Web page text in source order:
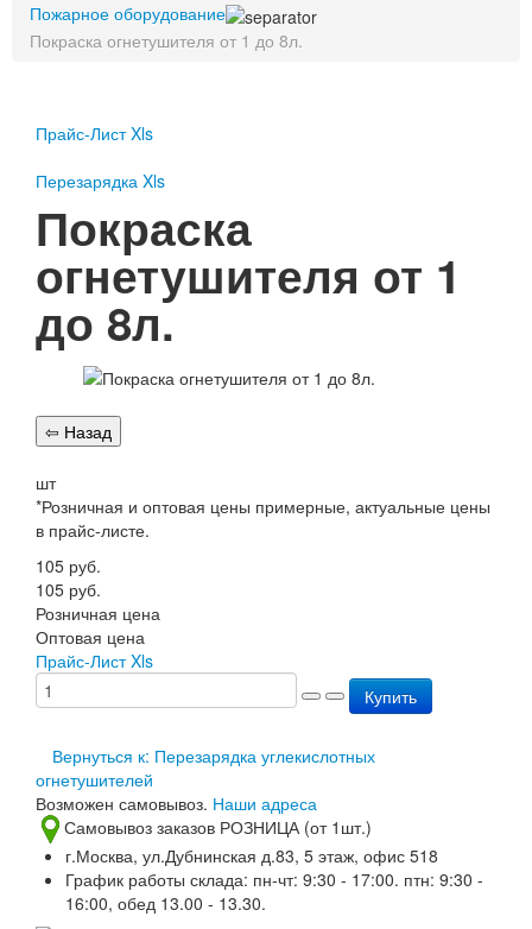
Перезарядка ОП
Перезарядка ОУ
О нас
Статьи
Публичная оферта
Сертификаты
Контакты
Пожарное оборудование
Перезарядка ОУ
Перезарядка ОВП
Доставка
Оплата
Гарантии
О нас
Статьи
Публичная оферта
Пожарное оборудование
Покраска огнетушителя от 1 до 8л.
Прайс-Лист Xls
Перезарядка Xls
Покраска
огнетушителя от 1
до 8л.
шт
*Розничная и оптовая цены примерные, актуальные цены
в прайс-листе.
105 руб.
105 руб.
Розничная цена
Оптовая цена
Прайс-Лист Xls
Купить
Вернуться к: Перезарядка углекислотных
огнетушителей
Возможен самовывоз. Наши адреса
Самовывоз заказов РОЗНИЦА (от 1шт.)
г.Москва, ул.Дубнинская д.83, 5 этаж, офис 518
График работы склада: пн-чт: 9:30 - 17:00. птн: 9:30 -
16:00, обед 13.00 - 13.30.